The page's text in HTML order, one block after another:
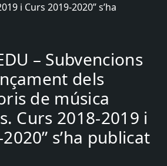
i Curs 2019-2020” s’ha
– Subvencions
dels
de música
Curs 2018-2019 i
s’ha publicat